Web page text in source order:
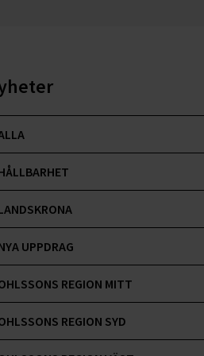
UPPDRAG
REGION MITT
REGION SYD